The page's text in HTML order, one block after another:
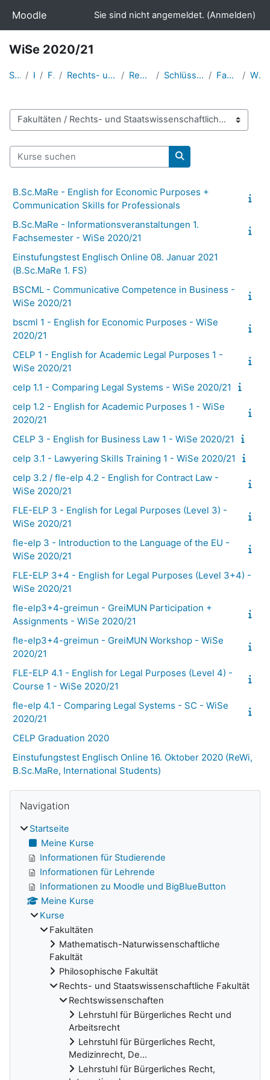
Moodle Sie sind nicht angemeldet. (Anmelden)
WiSe 2020/21
Startseite Kurse Fakultäten Rechts- und Staatswissenschaftliche Fakultät Rechtswissenschaften Schlüsselqualifikationen/Fachsprache Fachsprache Englisch WiSe 2020/21
Kursbereiche
Kurse suchen
Kurse suchen
B.Sc.MaRe - English for Economic Purposes +
Communication Skills for Professionals
B.Sc.MaRe - Informationsveranstaltungen 1.
Fachsemester - WiSe 2020/21
Einstufungstest Englisch Online 08. Januar 2021
(B.Sc.MaRe 1. FS)
BSCML - Communicative Competence in Business -
WiSe 2020/21
bscml 1 - English for Economic Purposes - WiSe
2020/21
CELP 1 - English for Academic Legal Purposes 1 -
WiSe 2020/21
celp 1.1 - Comparing Legal Systems - WiSe 2020/21
celp 1.2 - English for Academic Purposes 1 - WiSe
2020/21
CELP 3 - English for Business Law 1 - WiSe 2020/21
celp 3.1 - Lawyering Skills Training 1 - WiSe 2020/21
celp 3.2 / fle-elp 4.2 - English for Contract Law -
WiSe 2020/21
FLE-ELP 3 - English for Legal Purposes (Level 3) -
WiSe 2020/21
fle-elp 3 - Introduction to the Language of the EU -
WiSe 2020/21
FLE-ELP 3+4 - English for Legal Purposes (Level 3+4) -
WiSe 2020/21
fle-elp3+4-greimun - GreiMUN Participation +
Assignments - WiSe 2020/21
fle-elp3+4-greimun - GreiMUN Workshop - WiSe
2020/21
FLE-ELP 4.1 - English for Legal Purposes (Level 4) -
Course 1 - WiSe 2020/21
fle-elp 4.1 - Comparing Legal Systems - SC - WiSe
2020/21
CELP Graduation 2020
Einstufungstest Englisch Online 16. Oktober 2020 (ReWi,
B.Sc.MaRe, International Students)
Navigation
Startseite
Meine Kurse
Informationen für Studierende
Informationen für Lehrende
Informationen zu Moodle und BigBlueButton
Meine Kurse
Kurse
Fakultäten
Mathematisch-Naturwissenschaftliche
Fakultät
Philosophische Fakultät
Rechts- und Staatswissenschaftliche Fakultät
Rechtswissenschaften
Lehrstuhl für Bürgerliches Recht und
Arbeitsrecht
Lehrstuhl für Bürgerliches Recht,
Medizinrecht, De...
Lehrstuhl für Bürgerliches Recht,